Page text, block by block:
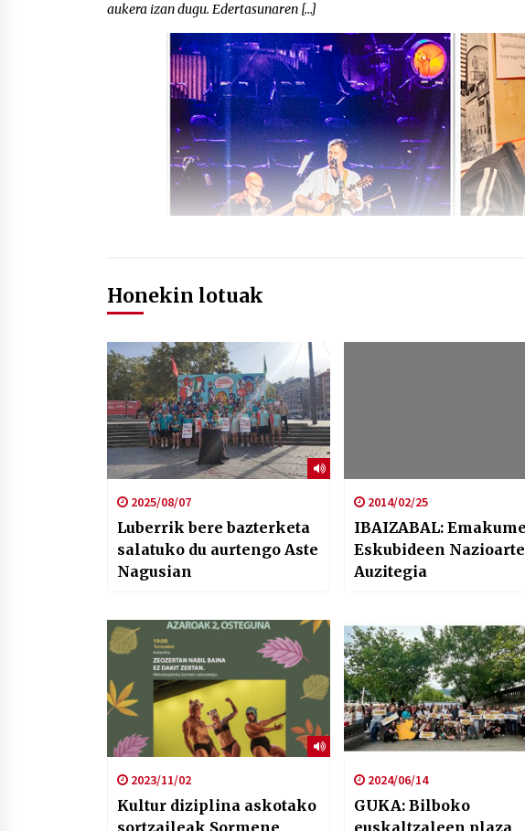
aukera izan dugu. Edertasunaren […]
Honekin lotuak
2025/08/07
Luberrik bere bazterketa
salatuko du aurtengo Aste
Nagusian
2014/02/25
IBAIZABAL:
Eskubideen
Auzitegia
2023/11/02
Kultur diziplina askotako
2024/06/14
GUKA: Bilboko